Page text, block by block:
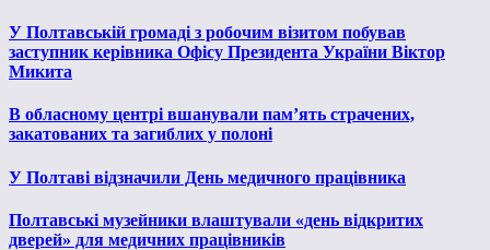
У Полтавській громаді з робочим візитом побував
заступник керівника Офісу Президента України Віктор
Микита
В обласному центрі вшанували пам’ять страчених,
закатованих та загиблих у полоні
У Полтаві відзначили День медичного працівника
Полтавські музейники влаштували «день відкритих
дверей» для медичних працівників